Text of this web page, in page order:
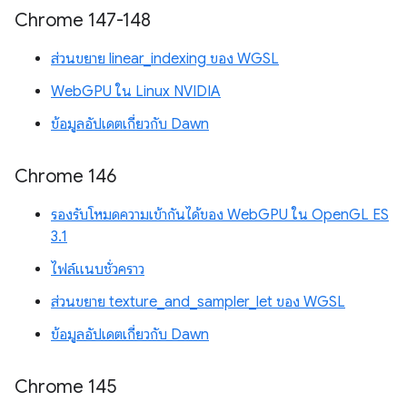
Chrome 147-148
ส่วนขยาย linear_indexing ของ WGSL
WebGPU ใน Linux NVIDIA
ข้อมูลอัปเดตเกี่ยวกับ Dawn
Chrome 146
รองรับโหมดความเข้ากันได้ของ WebGPU ใน OpenGL ES
3.1
ไฟล์แนบชั่วคราว
ส่วนขยาย texture_and_sampler_let ของ WGSL
ข้อมูลอัปเดตเกี่ยวกับ Dawn
Chrome 145